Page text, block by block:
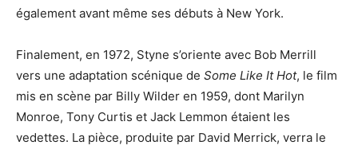
également avant même ses débuts à New York.
Finalement, en 1972, Styne s’oriente avec Bob Merrill
vers une adaptation scénique de Some Like It Hot, le film
mis en scène par Billy Wilder en 1959, dont Marilyn
Monroe, Tony Curtis et Jack Lemmon étaient les
vedettes. La pièce, produite par David Merrick, verra le